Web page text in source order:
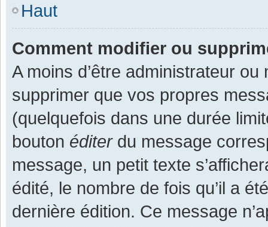
Haut
Comment modifier ou
A moins d’être administrateur
supprimer que vos propres
(quelquefois dans une durée
bouton éditerdu message
message, un petit texte
édité, le nombre de fois qu’il a
dernière édition. Ce message